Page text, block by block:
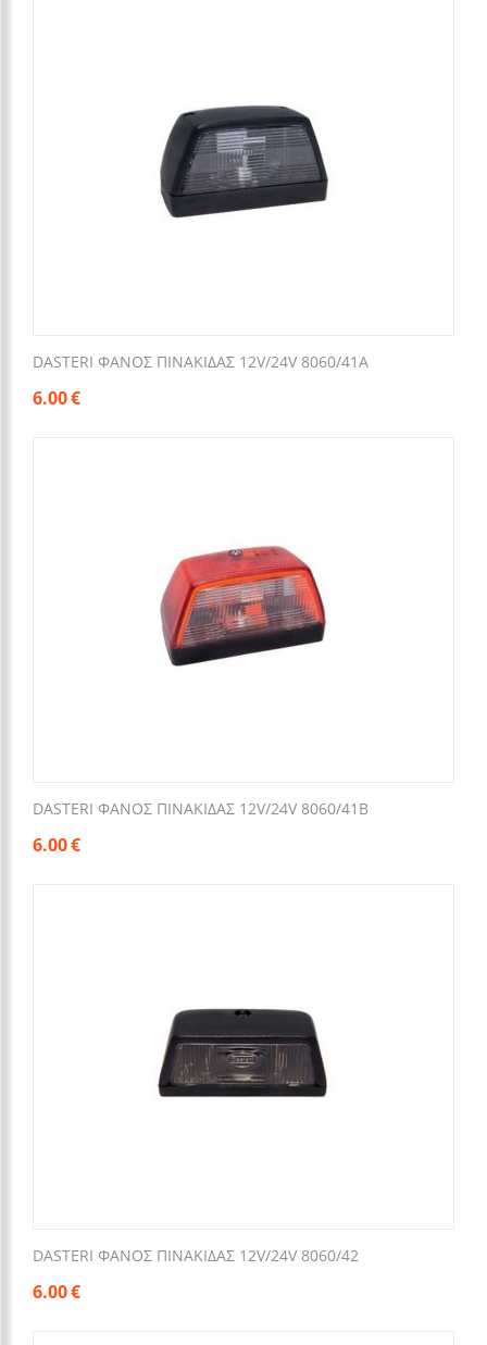
DASTERI ΦΑΝΟΣ ΠΙΝΑΚΙΔΑΣ 12V/24V 8060/41A
6.00€
DASTERI ΦΑΝΟΣ ΠΙΝΑΚΙΔΑΣ 12V/24V 8060/41Β
6.00€
DASTERI ΦΑΝΟΣ ΠΙΝΑΚΙΔΑΣ 12V/24V 8060/42
6.00€